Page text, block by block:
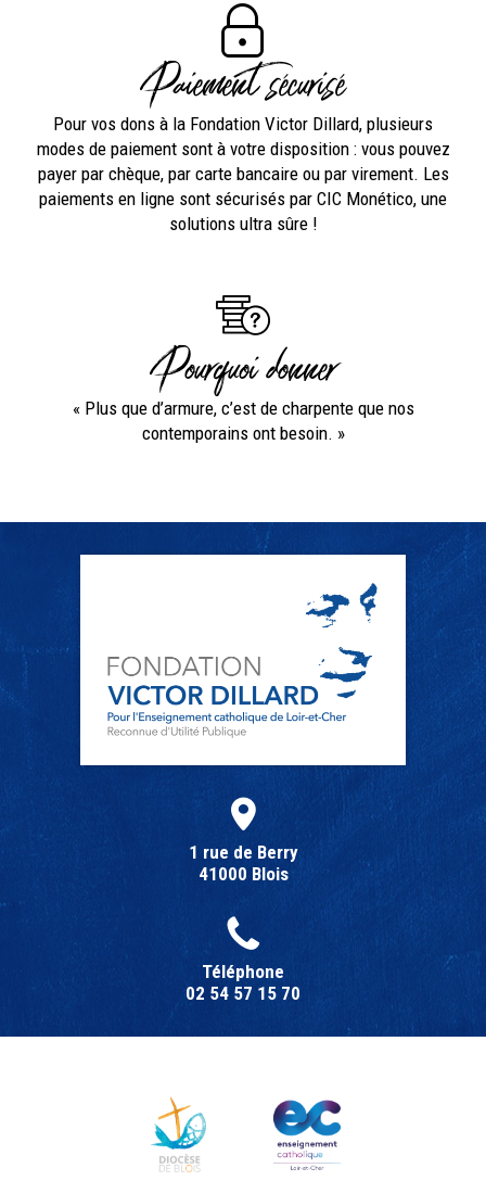
Paiement sécurisé
Pour vos dons à la Fondation Victor Dillard, plusieurs
modes de paiement sont à votre disposition : vous pouvez
payer par chèque, par carte bancaire ou par virement. Les
paiements en ligne sont sécurisés par CIC Monético, une
solutions ultra sûre !
Pourquoi donner
« Plus que d’armure, c’est de charpente que nos
contemporains ont besoin. »
1 rue de Berry
41000 Blois
Téléphone
02 54 57 15 70